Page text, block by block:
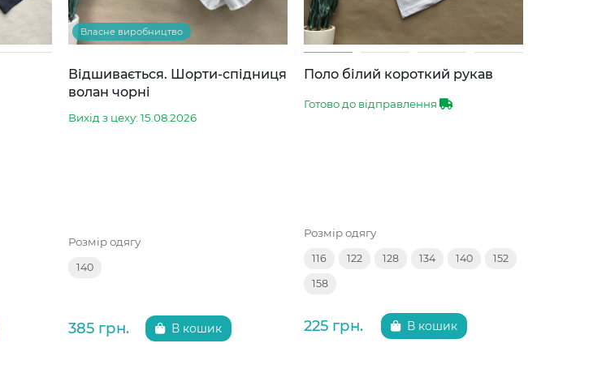
Власне виробництво
Відшивається. Шорти-спідниця
волан чорні
Вихід з цеху: 15.08.2026
Розмір одягу
140
385 грн. В кошик
Поло білий короткий рукав
Готово до відправлення
Розмір одягу
116 122 128 134 140 152
158
225 грн. В кошик